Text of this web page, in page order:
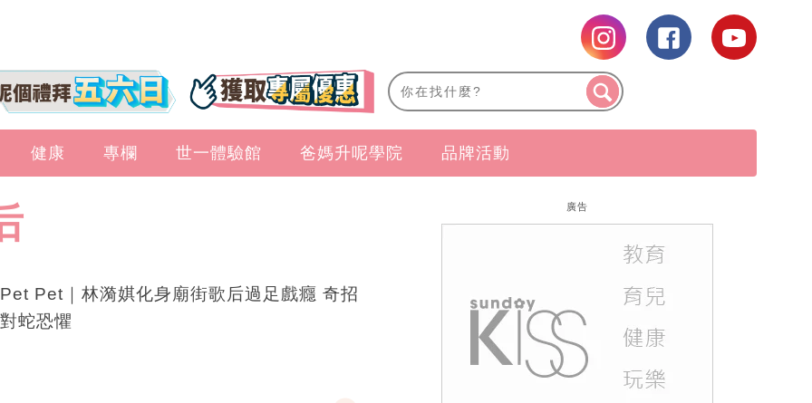
健康 專欄 世一體驗館 爸媽升呢學院 品牌活動
Pet｜林漪娸化身廟街歌后過足戲癮 奇招
蛇恐懼
廣告